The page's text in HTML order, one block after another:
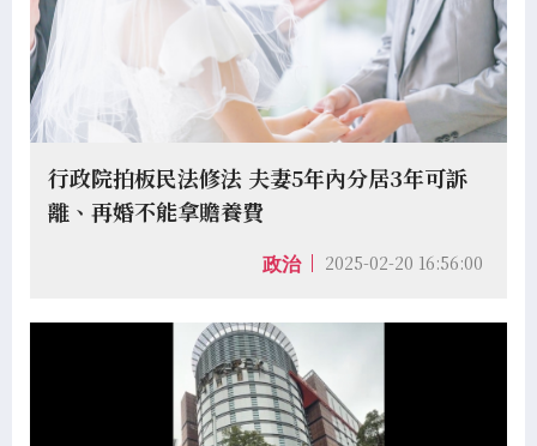
行政院拍板民法修法 夫妻5年內分居3年可訴
離、再婚不能拿贍養費
政治 2025-02-20 16:56:00